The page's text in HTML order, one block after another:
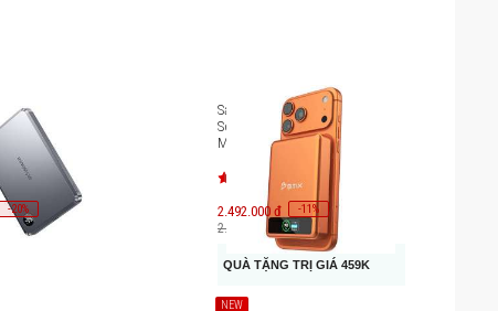
Innostyle
10.000mAh
-20%
Sạc dự phòng thể rắn BMX
SolidSafe 10000mAh Qi2
MagSafe B939-10
2.492.000 đ -11%
2.800.000 đ
QUÀ TẶNG TRỊ GIÁ 459K
NEW